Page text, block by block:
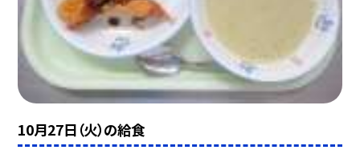
10月27日（火）の給食